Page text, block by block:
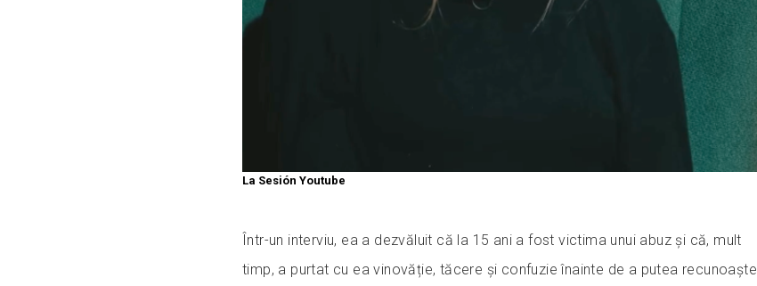
La Sesión Youtube
Într-un interviu, ea a dezvăluit că la 15 ani a fost victima unui abuz și că, mult
timp, a purtat cu ea vinovăție, tăcere și confuzie înainte de a putea recunoaște